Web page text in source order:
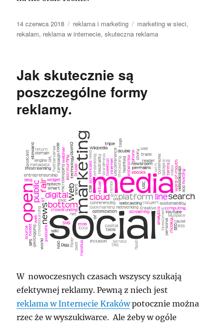
Data
publikacji
14 czerwca 2018 Kategorie
reklama i marketing Tagi
marketing w sieci,
rekalam, reklama w internecie,skuteczna reklama
Jak skutecznie są
poszczególne formy
reklamy.
W nowoczesnych czasach wszyscy szukają
efektywnej reklamy. Pewną z niech jest
reklama w Internecie Krakówpotocznie można
rzec że w wyszukiwarce. Ale żeby w ogóle